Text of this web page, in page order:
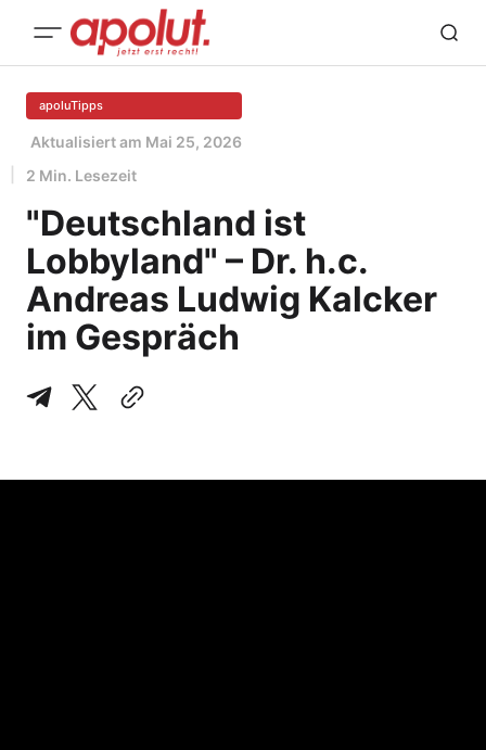
apoluTipps
Aktualisiert am Mai 25, 2026
2 Min. Lesezeit
"Deutschland ist
Lobbyland" – Dr. h.c.
Andreas Ludwig Kalcker
im Gespräch